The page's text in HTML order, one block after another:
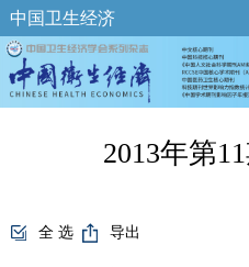
中国卫生经济
2013年第
全 选 导出